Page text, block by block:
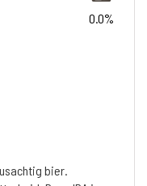
0.0%
bier.